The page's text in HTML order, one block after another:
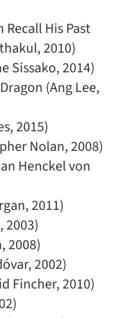
His Past
2010)
Sissako, 2014)
(Ang Lee,
2015)
Nolan, 2008)
Henckel von
2011)
2003)
2008)
2002)
Fincher, 2010)